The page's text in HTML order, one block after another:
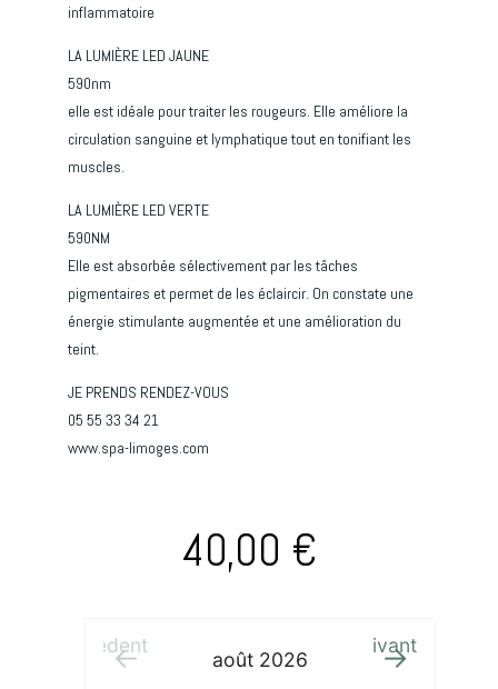
inflammatoire
LA LUMIÈRE LED JAUNE
590nm
elle est idéale pour traiter les rougeurs. Elle améliore la
circulation sanguine et lymphatique tout en tonifiant les
muscles.
LA LUMIÈRE LED VERTE
590NM
Elle est absorbée sélectivement par les tâches
pigmentaires et permet de les éclaircir. On constate une
énergie stimulante augmentée et une amélioration du
teint.
JE PRENDS RENDEZ-VOUS
05 55 33 34 21
www.spa-limoges.com
40,00 €
Précédent Suivant
août 2026